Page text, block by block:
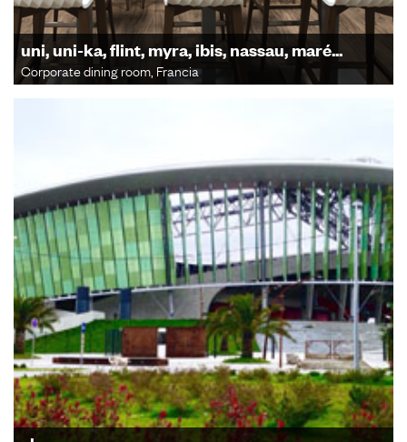
uni, uni-ka, flint, myra, ibis, nassau, maré...
Corporate dining room, Francia